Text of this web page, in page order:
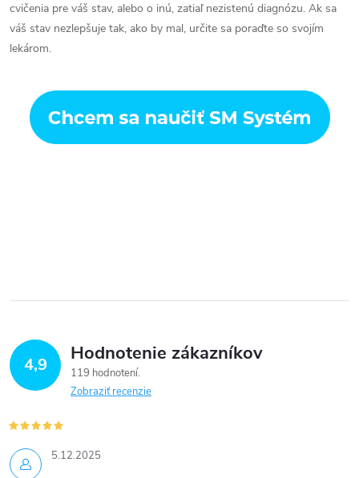
cvičenia pre váš stav, alebo o inú, zatiaľ nezistenú diagnózu. Ak sa
váš stav nezlepšuje tak, ako by mal, určite sa poraďte so svojím
lekárom.
4,9 Hodnotenie zákazníkov
119 hodnotení
Zobraziť recenzie
5.12.2025